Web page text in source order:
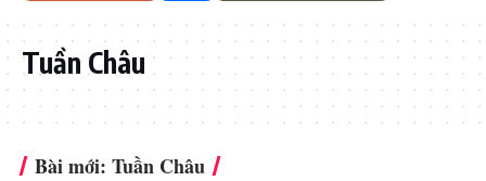
Tuần Châu
Bài mới: Tuần Châu